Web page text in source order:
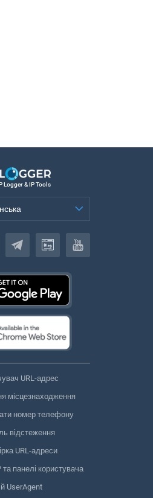
Logger & IP Tools
URL-адрес
місцезнаходження
номер телефону
відстеження
URL-адреси
та панелі користувача
UserAgent